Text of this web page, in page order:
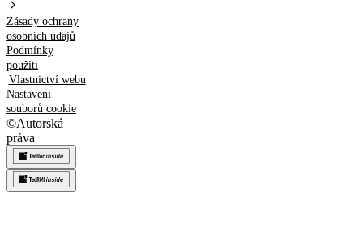
Zásady ochrany
osobních údajů
Podmínky
použití
Vlastnictví webu
Nastavení
souborů cookie
©Autorská
práva